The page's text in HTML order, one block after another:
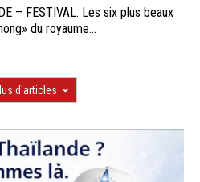
– FESTIVAL: Les six plus beaux
du royaume...
d'articles